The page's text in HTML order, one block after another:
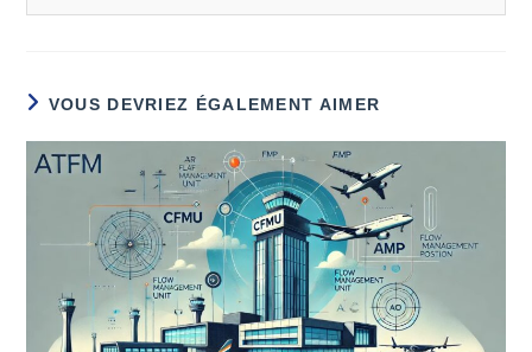
VOUS DEVRIEZ ÉGALEMENT AIMER